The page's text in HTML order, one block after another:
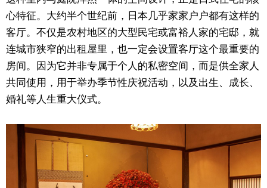
心特征。大约半个世纪前，日本几乎家家户户都有这样的
客厅。不仅是农村地区的大型民宅或富裕人家的宅邸，就
连城市狭窄的出租屋里，也一定会设置客厅这个最重要的
房间。因为它并非专属于个人的私密空间，而是供全家人
共同使用，用于举办季节性庆祝活动，以及出生、成长、
婚礼等人生重大仪式。